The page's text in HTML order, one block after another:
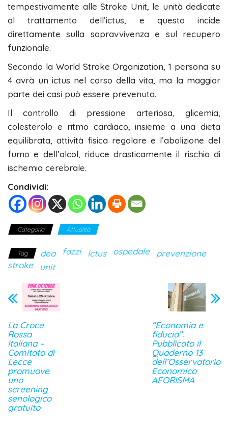
tempestivamente alle Stroke Unit, le unità dedicate
al trattamento dell’ictus, e questo incide
direttamente sulla sopravvivenza e sul recupero
funzionale.
Secondo la World Stroke Organization, 1 persona su
4 avrà un ictus nel corso della vita, ma la maggior
parte dei casi può essere prevenuta.
Il controllo di pressione arteriosa, glicemia,
colesterolo e ritmo cardiaco, insieme a una dieta
equilibrata, attività fisica regolare e l’abolizione del
fumo e dell’alcol, riduce drasticamente il rischio di
ischemia cerebrale.
Condividi:
Categoria Attualità
Tag dea fazzi Ictus ospedale
prevenzione
stroke
unit
La Croce
Rossa
Italiana –
Comitato di
Lecce
promuove
uno
screening
senologico
gratuito
“Economia e
fiducia”.
Pubblicato il
Quaderno 13
dell’Osservatorio
Economico
AFORISMA